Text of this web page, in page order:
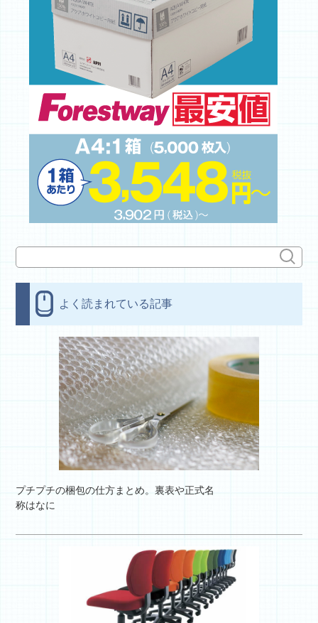
よく読まれている記事
プチプチの梱包の仕方まとめ。裏表や正式名
称はなに